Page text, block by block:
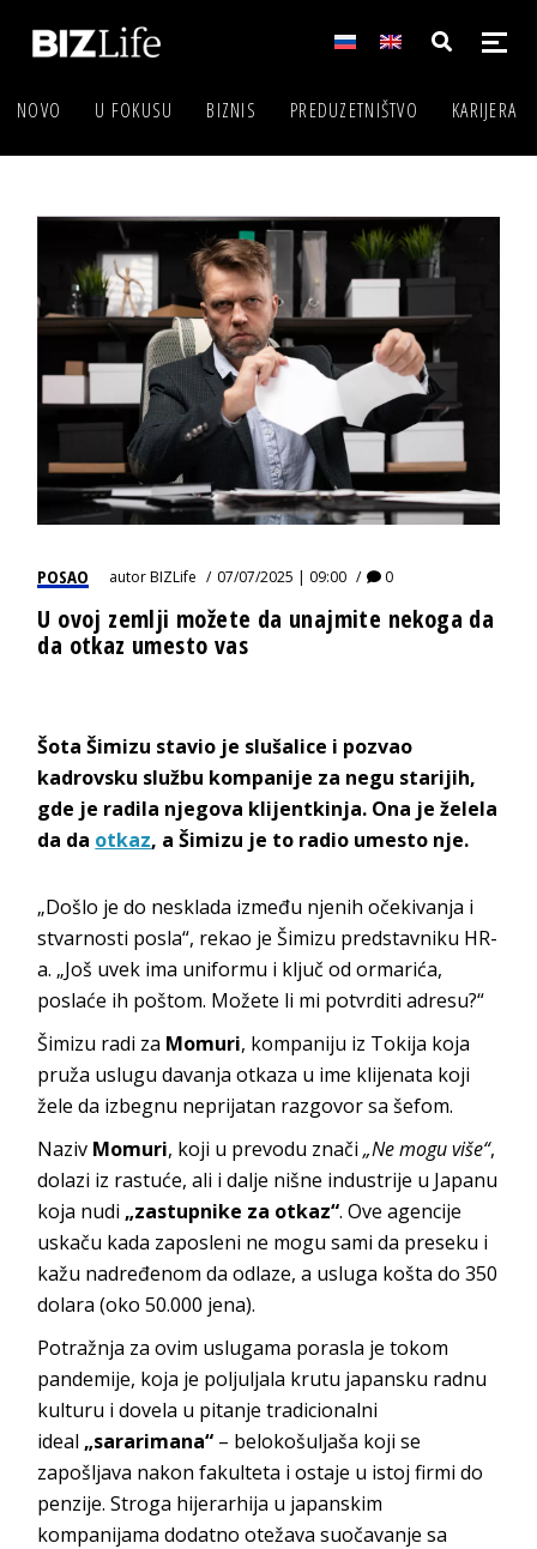
NOVO U FOKUSU BIZNIS PREDUZETNIŠTVO KARIJERA
POSAO autorBIZLife 07/07/2025 | 09:00 0
U ovoj zemlji možete da unajmite nekoga da
da otkaz umesto vas
Šota Šimizu stavio je slušalice i pozvao
kadrovsku službu kompanije za negu starijih,
gde je radila njegova klijentkinja. Ona je želela
da da otkaz, a Šimizu je to radio umesto nje.
„Došlo je do nesklada između njenih očekivanja i
stvarnosti posla“, rekao je Šimizu predstavniku HR-
a. „Još uvek ima uniformu i ključ od ormarića,
poslaće ih poštom. Možete li mi potvrditi adresu?“
Šimizu radi za Momuri, kompaniju iz Tokija koja
pruža uslugu davanja otkaza u ime klijenata koji
žele da izbegnu neprijatan razgovor sa šefom.
Naziv Momuri, koji u prevodu znači„Ne mogu više“,
dolazi iz rastuće, ali i dalje nišne industrije u Japanu
koja nudi „zastupnike za otkaz“. Ove agencije
uskaču kada zaposleni ne mogu sami da preseku i
kažu nadređenom da odlaze, a usluga košta do 350
dolara (oko 50.000 jena).
Potražnja za ovim uslugama porasla je tokom
pandemije, koja je poljuljala krutu japansku radnu
kulturu i dovela u pitanje tradicionalni
ideal „sararimana“ – belokošuljaša koji se
zapošljava nakon fakulteta i ostaje u istoj firmi do
penzije. Stroga hijerarhija u japanskim
kompanijama dodatno otežava suočavanje sa